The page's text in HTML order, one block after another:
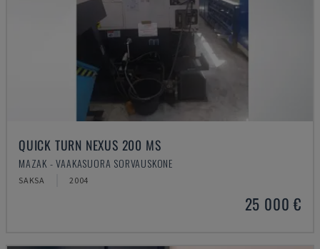
QUICK TURN NEXUS 200 MS
MAZAK - VAAKASUORA SORVAUSKONE
SAKSA 2004
25 000 €